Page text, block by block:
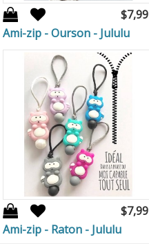
$7,99
Ami-zip - Ourson - Jululu
$7,99
Ami-zip - Raton - Jululu